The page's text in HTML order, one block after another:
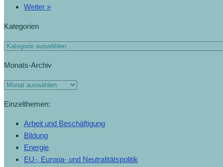
Weiter »
Kategorien
Kategorien
Monats-Archiv
Monats-
Einzelthemen:
Arbeit und Beschäftigung
Bildung
Energie
EU-, Europa- und Neutralitätspolitik